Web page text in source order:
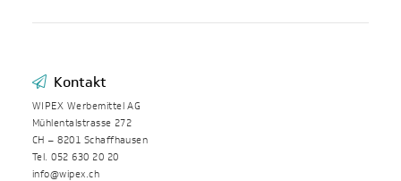
Kontakt
WIPEX Werbemittel AG
Mühlentalstrasse 272
CH – 8201 Schaffhausen
Tel. 052 630 20 20
info@wipex.ch